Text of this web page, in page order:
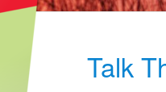
Talk